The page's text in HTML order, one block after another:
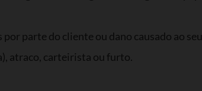
parte do cliente ou dano causado ao
atraco, carteirista ou furto.